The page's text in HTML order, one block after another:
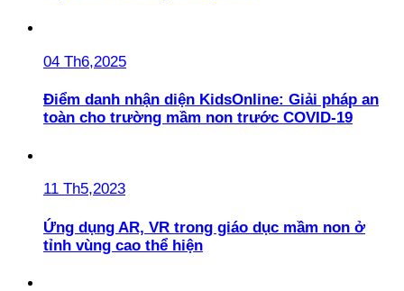
04 Th6,2025
Điểm danh nhận diện KidsOnline: Giải pháp an
toàn cho trường mầm non trước COVID-19
11 Th5,2023
Ứng dụng AR, VR trong giáo dục mầm non ở
tỉnh vùng cao thể hiện